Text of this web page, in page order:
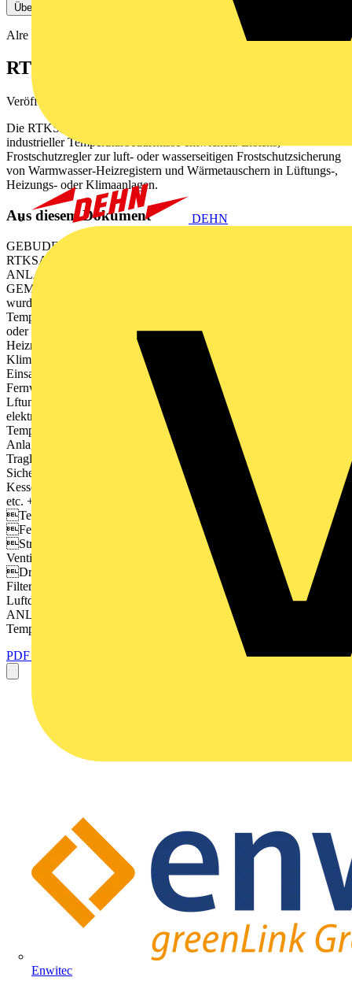
DEHN
Enwitec
Über diese PDF
Alre
RTKSA Der Anlagenregler.
Veröffentlicht: 2. November 2023
Die RTKSA Reihe wurde speziell für den Gebrauch verschiedener
industrieller Temperaturbedürfnisse entwickelt. Erstens,
Frostschutzregler zur luft- oder wasserseitigen Frostschutzsicherung
von Warmwasser-Heizregistern und Wärmetauschern in Lüftungs-,
Heizungs- oder Klimaanlagen.
Aus diesem Dokument
GEBUDEAUTOMATION REGELTECHNIK SENSORIK
RTKSA Der Anlagenregler. THERMOSTATE FR
ANLAGENTECHNIK NEU GEDACHT UND SCHN
GEMACHT ANWENDUNGS BEISPIELE: Die RTKSA Reihe
wurde speziell fr den Gebrauch verschiedener industrieller
Temperaturbedrfnisse entwickelt. Erstens, Frostschutzregler zur luft-
oder wasserseitigen Frostschutzsicherung von Warmwasser-
Heizregistern und Wrmetauschern in Lftungs-, Heizungs- oder
Klimaanlagen. Zweitens, Universalkapillarthermostate fr den
Einsatz in der Heiztechnik in Kesselanlagen oder Speichern,
Fernwrmebergabestationen und Wrmebertragungsanlagen, in der
Lftungstechnik als Zuluftberwachung oder als Begrenzer von
elektrischen Heizregistern sowie zur Regelung und berwachung von
Temperaturen an Rohrleitungen und Behltern. Und drittens,
Anlagenraum-Thermostate fr den Einsatz in Industrie-, Messe-,
Traglufthallen und Gewchshusern. + Temperaturregelung /
Sicherheitstemperaturbegrenzung, z. B. in Luftkanlen,
Kesselanlagen, Speichern, Heizregistern, Brennern, Rohrleitungen
etc. + Frostschutzsicherung von Warmwasserheizregistern +
Temperatur- und Feuchteregelung in Schaltschrnken +
Feuchtereglung von Lftungs- und Klimakanlen +
Strmungsberwachung, z.B. in Kanlen, Zu- und Abluftgerte von
Ventilatoren, Wasserleitungen, l-, Khl-, Schmierkreislufe etc. +
Druckberwachung von gasfrmigen Medien, z. B. fr
Filterberwachung, Abzgen, Ventilatoren, Heizregistern,
Luftdruckmangelsicherung, Grenzwertregler
ANLAGENTECHNIK + in 2 Varianten verfgbar: -
Temperaturregler...
PDF öffnen